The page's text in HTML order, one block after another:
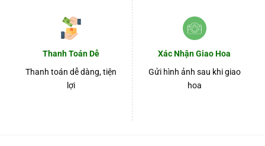
Thanh Toán Dễ
Thanh toán dễ dàng, tiện
lợi
Xác Nhận Giao Hoa
Gửi hình ảnh sau khi giao
hoa